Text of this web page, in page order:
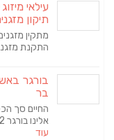
עילאי
תיקון
מתקין
התקנת
בר
החיים סך
אלינו בורגר 232 קיבוץ מגן בתקופת דרום אדום אנו פ
עוד